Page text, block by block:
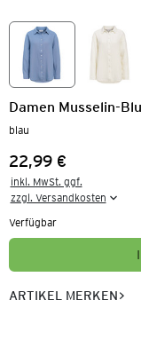
Damen Musselin-
blau
Preis:
22,99 €
inkl. MwSt. ggf.
zzgl. Versandkosten
Verfügbar
ARTIKEL MERKEN